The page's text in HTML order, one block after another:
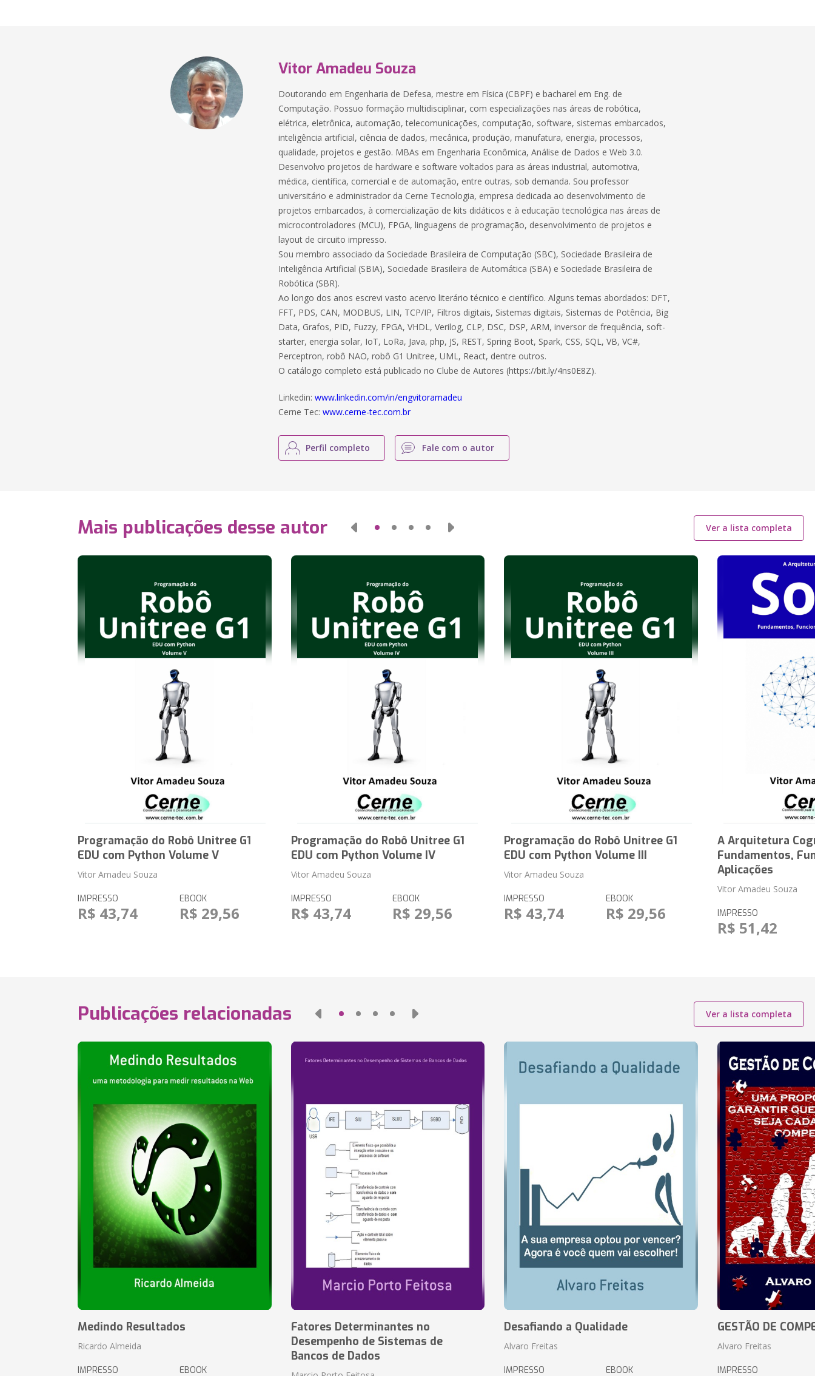
Vitor Amadeu Souza
Doutorando em Engenharia de Defesa, mestre em Física (CBPF) e bacharel em Eng. de
Computação. Possuo formação multidisciplinar, com especializações nas áreas de robótica,
elétrica, eletrônica, automação, telecomunicações, computação, software, sistemas embarcados,
inteligência artificial, ciência de dados, mecânica, produção, manufatura, energia, processos,
qualidade, projetos e gestão. MBAs em Engenharia Econômica, Análise de Dados e Web 3.0.
Desenvolvo projetos de hardware e software voltados para as áreas industrial, automotiva,
médica, científica, comercial e de automação, entre outras, sob demanda. Sou professor
universitário e administrador da Cerne Tecnologia, empresa dedicada ao desenvolvimento de
projetos embarcados, à comercialização de kits didáticos e à educação tecnológica nas áreas de
microcontroladores (MCU), FPGA, linguagens de programação, desenvolvimento de projetos e
layout de circuito impresso.
Sou membro associado da Sociedade Brasileira de Computação (SBC), Sociedade Brasileira de
Inteligência Artificial (SBIA), Sociedade Brasileira de Automática (SBA) e Sociedade Brasileira de
Robótica (SBR).
Ao longo dos anos escrevi vasto acervo literário técnico e científico. Alguns temas abordados: DFT,
FFT, PDS, CAN, MODBUS, LIN, TCP/IP, Filtros digitais, Sistemas digitais, Sistemas de Potência, Big
Data, Grafos, PID, Fuzzy, FPGA, VHDL, Verilog, CLP, DSC, DSP, ARM, inversor de frequência, soft-
starter, energia solar, IoT, LoRa, Java, php, JS, REST, Spring Boot, Spark, CSS, SQL, VB, VC#,
Perceptron, robô NAO, robô G1 Unitree, UML, React, dentre outros.
O catálogo completo está publicado no Clube de Autores (https://bit.ly/4ns0E8Z).
Linkedin:www.linkedin.com/in/engvitoramadeu
Cerne Tec:www.cerne-tec.com.br
Perfil completo Fale com o autor
Mais publicações desse autor Ver a lista completa
Programação do Robô Unitree G1
EDU com Python Volume V
Vitor Amadeu Souza
IMPRESSO
R$ 43,74
EBOOK
R$ 29,56
Programação do Robô Unitree G1
EDU com Python Volume IV
Vitor Amadeu Souza
IMPRESSO
R$ 43,74
EBOOK
R$ 29,56
Programação do Robô Unitree G1
EDU com Python Volume III
Vitor Amadeu Souza
IMPRESSO
R$ 43,74
EBOOK
R$ 29,56
A Arquitetura
Fundamentos,
Aplicações
Vitor Amadeu Souza
IMPRESSO
R$ 51,42
Publicações relacionadas Ver a lista completa
Medindo Resultados
Ricardo Almeida
IMPRESSO EBOOK
Fatores Determinantes no
Desempenho de Sistemas de
Bancos de Dados
Desafiando a Qualidade
Alvaro Freitas
IMPRESSO EBOOK
GESTÃO DE
Alvaro Freitas
IMPRESSO